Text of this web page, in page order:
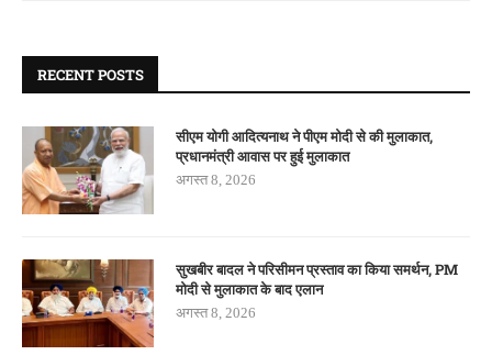
RECENT POSTS
सीएम योगी आदित्यनाथ ने पीएम मोदी से की मुलाकात,
प्रधानमंत्री आवास पर हुई मुलाकात
अगस्त 8, 2026
सुखबीर बादल ने परिसीमन प्रस्ताव का किया समर्थन, PM
मोदी से मुलाकात के बाद एलान
अगस्त 8, 2026